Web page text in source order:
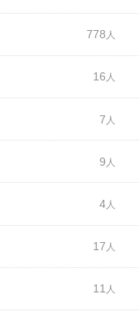
778
16
7
9
4
17
11